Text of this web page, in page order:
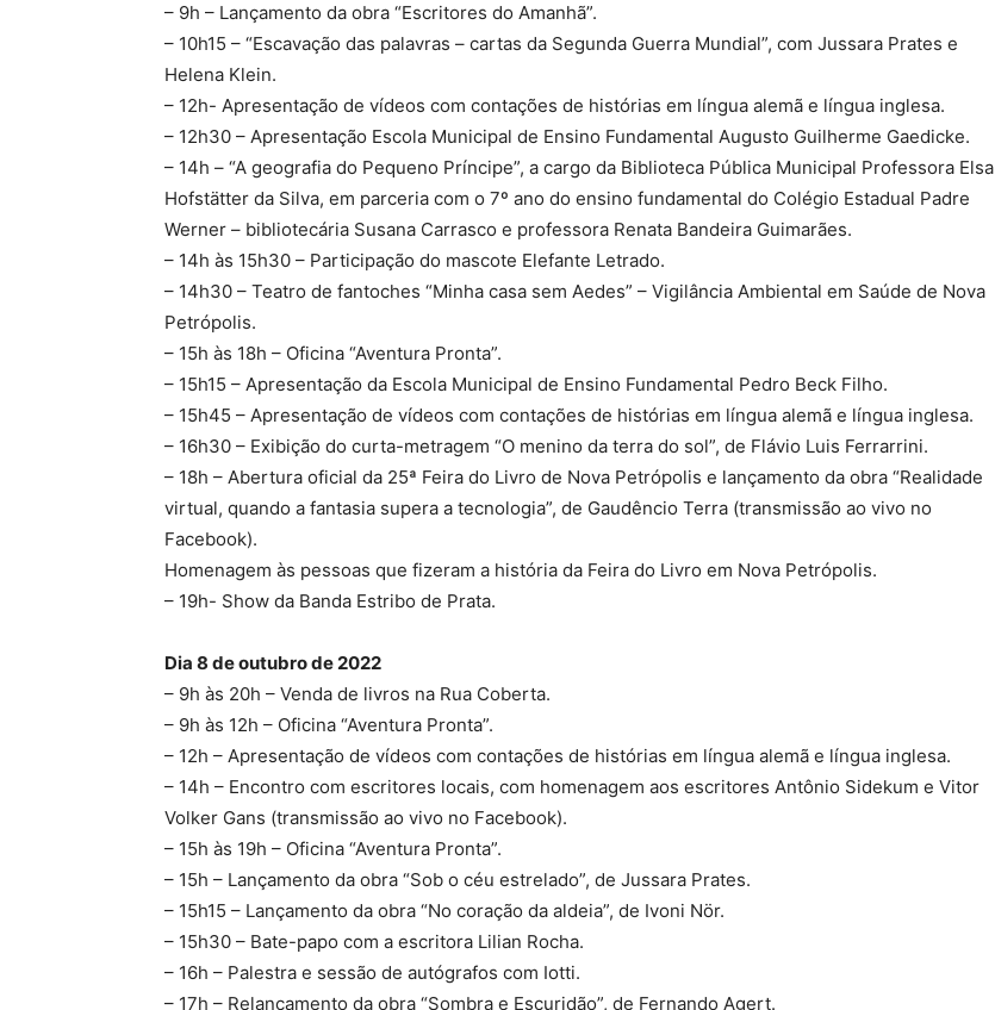
– 9h – Lançamento da obra “Escritores do Amanhã”.
– 10h15 – “Escavação das palavras – cartas da Segunda Guerra Mundial”, com Jussara Prates e
Helena Klein.
– 12h- Apresentação de vídeos com contações de histórias em língua alemã e língua inglesa.
– 12h30 – Apresentação Escola Municipal de Ensino Fundamental Augusto Guilherme Gaedicke.
– 14h – “A geografia do Pequeno Príncipe”, a cargo da Biblioteca Pública Municipal Professora Elsa
Hofstätter da Silva, em parceria com o 7º ano do ensino fundamental do Colégio Estadual Padre
Werner – bibliotecária Susana Carrasco e professora Renata Bandeira Guimarães.
– 14h às 15h30 – Participação do mascote Elefante Letrado.
– 14h30 – Teatro de fantoches “Minha casa sem Aedes” – Vigilância Ambiental em Saúde de Nova
Petrópolis.
– 15h às 18h – Oficina “Aventura Pronta”.
– 15h15 – Apresentação da Escola Municipal de Ensino Fundamental Pedro Beck Filho.
– 15h45 – Apresentação de vídeos com contações de histórias em língua alemã e língua inglesa.
– 16h30 – Exibição do curta-metragem “O menino da terra do sol”, de Flávio Luis Ferrarrini.
– 18h – Abertura oficial da 25ª Feira do Livro de Nova Petrópolis e lançamento da obra “Realidade
virtual, quando a fantasia supera a tecnologia”, de Gaudêncio Terra (transmissão ao vivo no
Facebook).
Homenagem às pessoas que fizeram a história da Feira do Livro em Nova Petrópolis.
– 19h- Show da Banda Estribo de Prata.
Dia 8 de outubro de 2022
– 9h às 20h – Venda de livros na Rua Coberta.
– 9h às 12h – Oficina “Aventura Pronta”.
– 12h – Apresentação de vídeos com contações de histórias em língua alemã e língua inglesa.
– 14h – Encontro com escritores locais, com homenagem aos escritores Antônio Sidekum e Vitor
Volker Gans (transmissão ao vivo no Facebook).
– 15h às 19h – Oficina “Aventura Pronta”.
– 15h – Lançamento da obra “Sob o céu estrelado”, de Jussara Prates.
– 15h15 – Lançamento da obra “No coração da aldeia”, de Ivoni Nör.
– 15h30 – Bate-papo com a escritora Lilian Rocha.
– 16h – Palestra e sessão de autógrafos com Iotti.
– 17h – Relançamento da obra “Sombra e Escuridão”, de Fernando Agert.